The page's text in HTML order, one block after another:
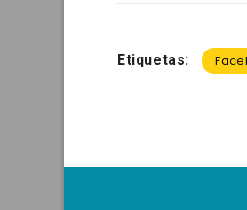
Etiquetas: